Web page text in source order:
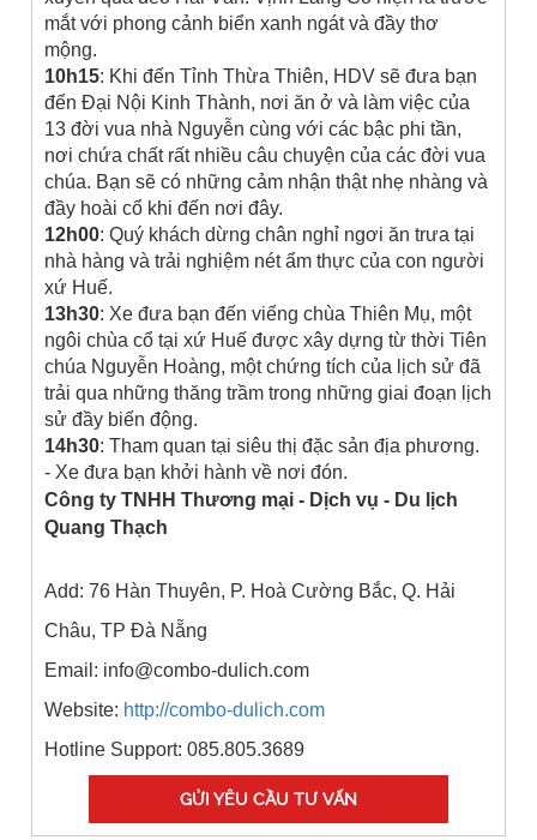
mắt với phong cảnh biển xanh ngát và đầy thơ
mộng.
10h15: Khi đến Tỉnh Thừa Thiên, HDV sẽ đưa bạn
đến Đại Nội Kinh Thành, nơi ăn ở và làm việc của
13 đời vua nhà Nguyễn cùng với các bậc phi tần,
nơi chứa chất rất nhiều câu chuyện của các đời vua
chúa. Bạn sẽ có những cảm nhận thật nhẹ nhàng và
đầy hoài cổ khi đến nơi đây.
12h00: Quý khách dừng chân nghỉ ngơi ăn trưa tại
nhà hàng và trải nghiệm nét ẩm thực của con người
xứ Huế.
13h30: Xe đưa bạn đến viếng chùa Thiên Mụ, một
ngôi chùa cổ tại xứ Huế được xây dựng từ thời Tiên
chúa Nguyễn Hoàng, một chứng tích của lịch sử đã
trải qua những thăng trầm trong những giai đoạn lịch
sử đầy biến động.
14h30: Tham quan tại siêu thị đặc sản địa phương.
- Xe đưa bạn khởi hành về nơi đón.
Công ty TNHH Thương mại - Dịch vụ - Du lịch
Quang Thạch
Add: 76 Hàn Thuyên, P. Hoà Cường Bắc, Q. Hải
Châu, TP Đà Nẵng
Email: info@combo-dulich.com
Website: http://combo-dulich.com
Hotline Support: 085.805.3689
GỬI YÊU CẦU TƯ VẤN